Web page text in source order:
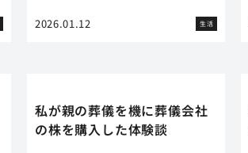
2026.01.12 生活
私が親の葬儀を機に葬儀会社
の株を購入した体験談